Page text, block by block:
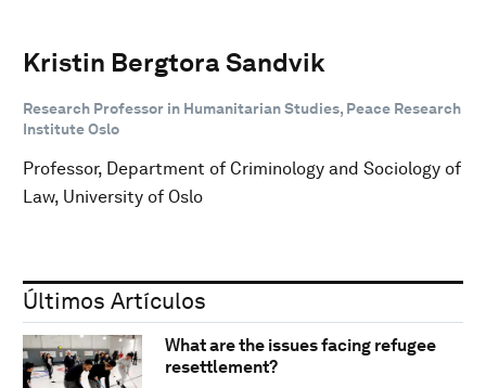
Kristin Bergtora Sandvik
Research Professor in Humanitarian Studies, Peace Research
Institute Oslo
Professor, Department of Criminology and Sociology of
Law, University of Oslo
Últimos Artículos
What are the issues facing refugee
resettlement?